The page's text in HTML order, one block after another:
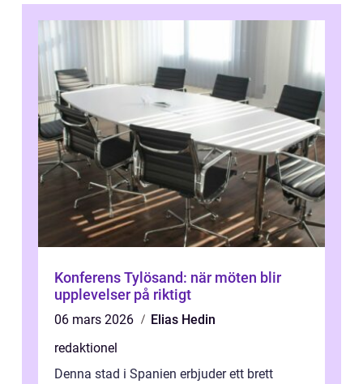
Konferens Tylösand: när möten blir
upplevelser på riktigt
06 mars 2026
Elias Hedin
redaktionel
Denna stad i Spanien erbjuder ett brett